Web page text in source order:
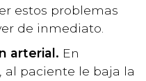
estos problemas
de inmediato.
arterial. En
al paciente le baja la